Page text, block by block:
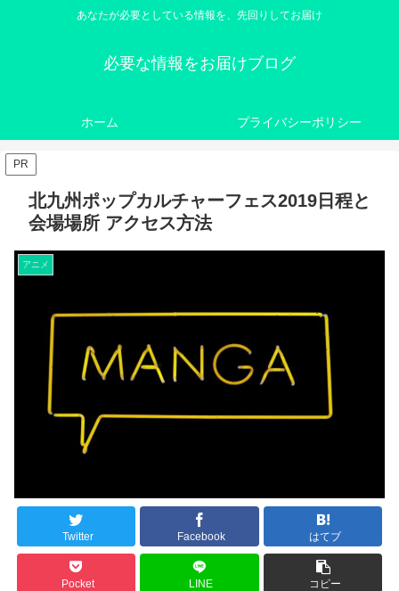
あなたが必要としている情報を、先回りしてお届け
必要な情報をお届けブログ
ホーム プライバシーポリシー
PR
北九州ポップカルチャーフェス2019日程と
会場場所 アクセス方法
アニメ
Twitter Facebook はてブ
Pocket LINE コピー